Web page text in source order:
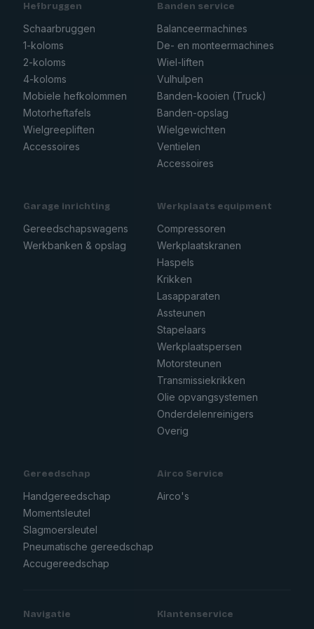
Hefbruggen
Schaarbruggen
1-koloms
2-koloms
4-koloms
Mobiele hefkolommen
Motorheftafels
Wielgreepliften
Accessoires
Banden service
Balanceermachines
De- en monteermachines
Wiel-liften
Vulhulpen
Banden-kooien (Truck)
Banden-opslag
Wielgewichten
Ventielen
Accessoires
Garage inrichting
Gereedschapswagens
Werkbanken & opslag
Werkplaats equipment
Compressoren
Werkplaatskranen
Haspels
Krikken
Lasapparaten
Assteunen
Stapelaars
Werkplaatspersen
Motorsteunen
Transmissiekrikken
Olie opvangsystemen
Onderdelenreinigers
Overig
Gereedschap
Handgereedschap
Momentsleutel
Slagmoersleutel
Pneumatische gereedschap
Accugereedschap
Airco Service
Airco's
Navigatie Klantenservice